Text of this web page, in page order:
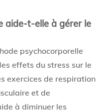
aide-t-elle à gérer le
psychocorporelle
effets du stress sur le
exercices de respiration
et de
à diminuer les